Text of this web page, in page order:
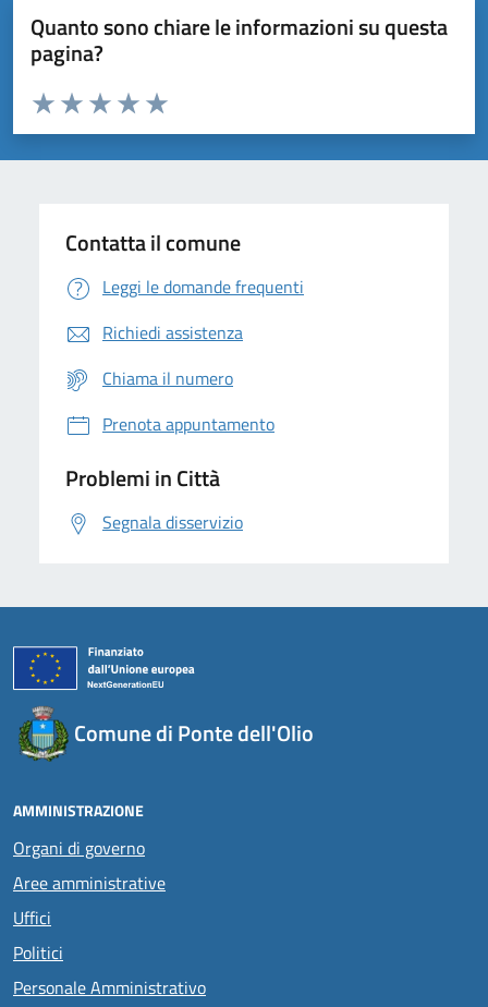
Quanto sono chiare le informazioni su questa
pagina?
Domanda
Valuta da 1 a 5 stelle la pagina
Valuta 5 stelle su 5
Valuta 4 stelle su 5
Valuta 3 stelle su 5
Valuta 2 stelle su 5
Valuta 1 stelle su 5
Contatta il comune
Leggi le domande frequenti
Richiedi assistenza
Chiama il numero
Prenota appuntamento
Problemi in Città
Segnala disservizio
Comune di Ponte dell'Olio
AMMINISTRAZIONE
Organi di governo
Aree amministrative
Uffici
Politici
Personale Amministrativo